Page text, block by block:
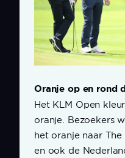
Oranje op en rond
Het KLM Open
oranje. Bezoekers
het oranje naar
en ook de